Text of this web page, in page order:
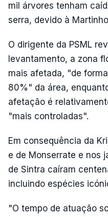
mil árvores tenham
serra, devido à
O dirigente da PSML
levantamento, a zona
mais afetada, "de
80%" da área,
afetação é
"mais controladas".
Em consequência da
e de Monserrate e nos
de Sintra caíram
incluindo espécies
"O tempo de atuação